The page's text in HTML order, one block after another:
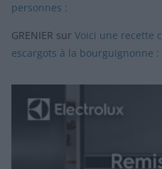
personnes :
GRENIER sur Voici une recette
escargots à la bourguignonne :